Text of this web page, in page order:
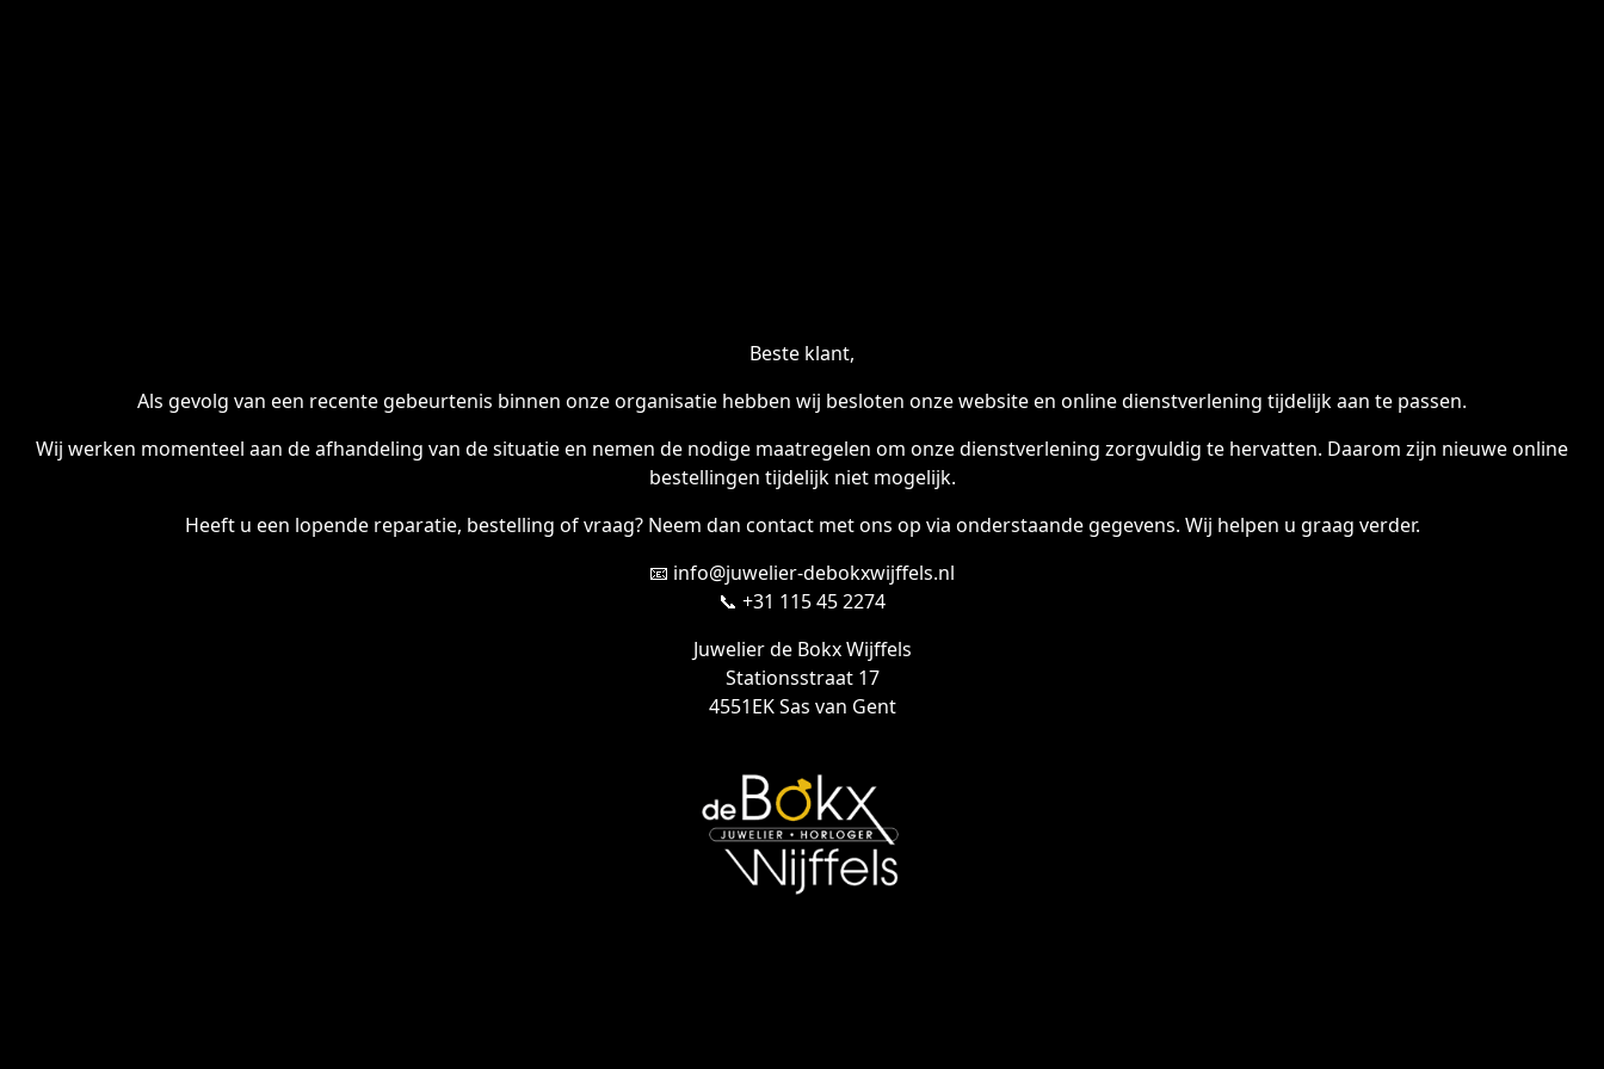
Beste klant,
Als gevolg van een recente gebeurtenis binnen onze organisatie hebben wij besloten onze website en online dienstverlening tijdelijk aan te passen.
Wij werken momenteel aan de afhandeling van de situatie en nemen de nodige maatregelen om onze dienstverlening zorgvuldig te hervatten. Daarom zijn nieuwe online
bestellingen tijdelijk niet mogelijk.
Heeft u een lopende reparatie, bestelling of vraag? Neem dan contact met ons op via onderstaande gegevens. Wij helpen u graag verder.
📧 info@juwelier-debokxwijffels.nl
📞 +31 115 45 2274
Juwelier de Bokx Wijffels
Stationsstraat 17
4551EK Sas van Gent